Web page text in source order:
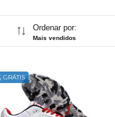
Ordenar por:
Mais vendidos
GRÁTIS